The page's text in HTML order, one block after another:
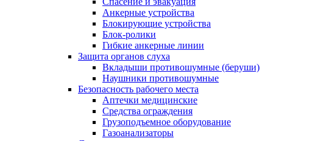
Анкерные устройства
Блокирующие устройства
Блок-ролики
Гибкие анкерные линии
Защита органов слуха
Вкладыши противошумные (беруши)
Наушники противошумные
Безопасность рабочего места
Аптечки медицинские
Средства ограждения
Грузоподъемное оборудование
Газоанализаторы